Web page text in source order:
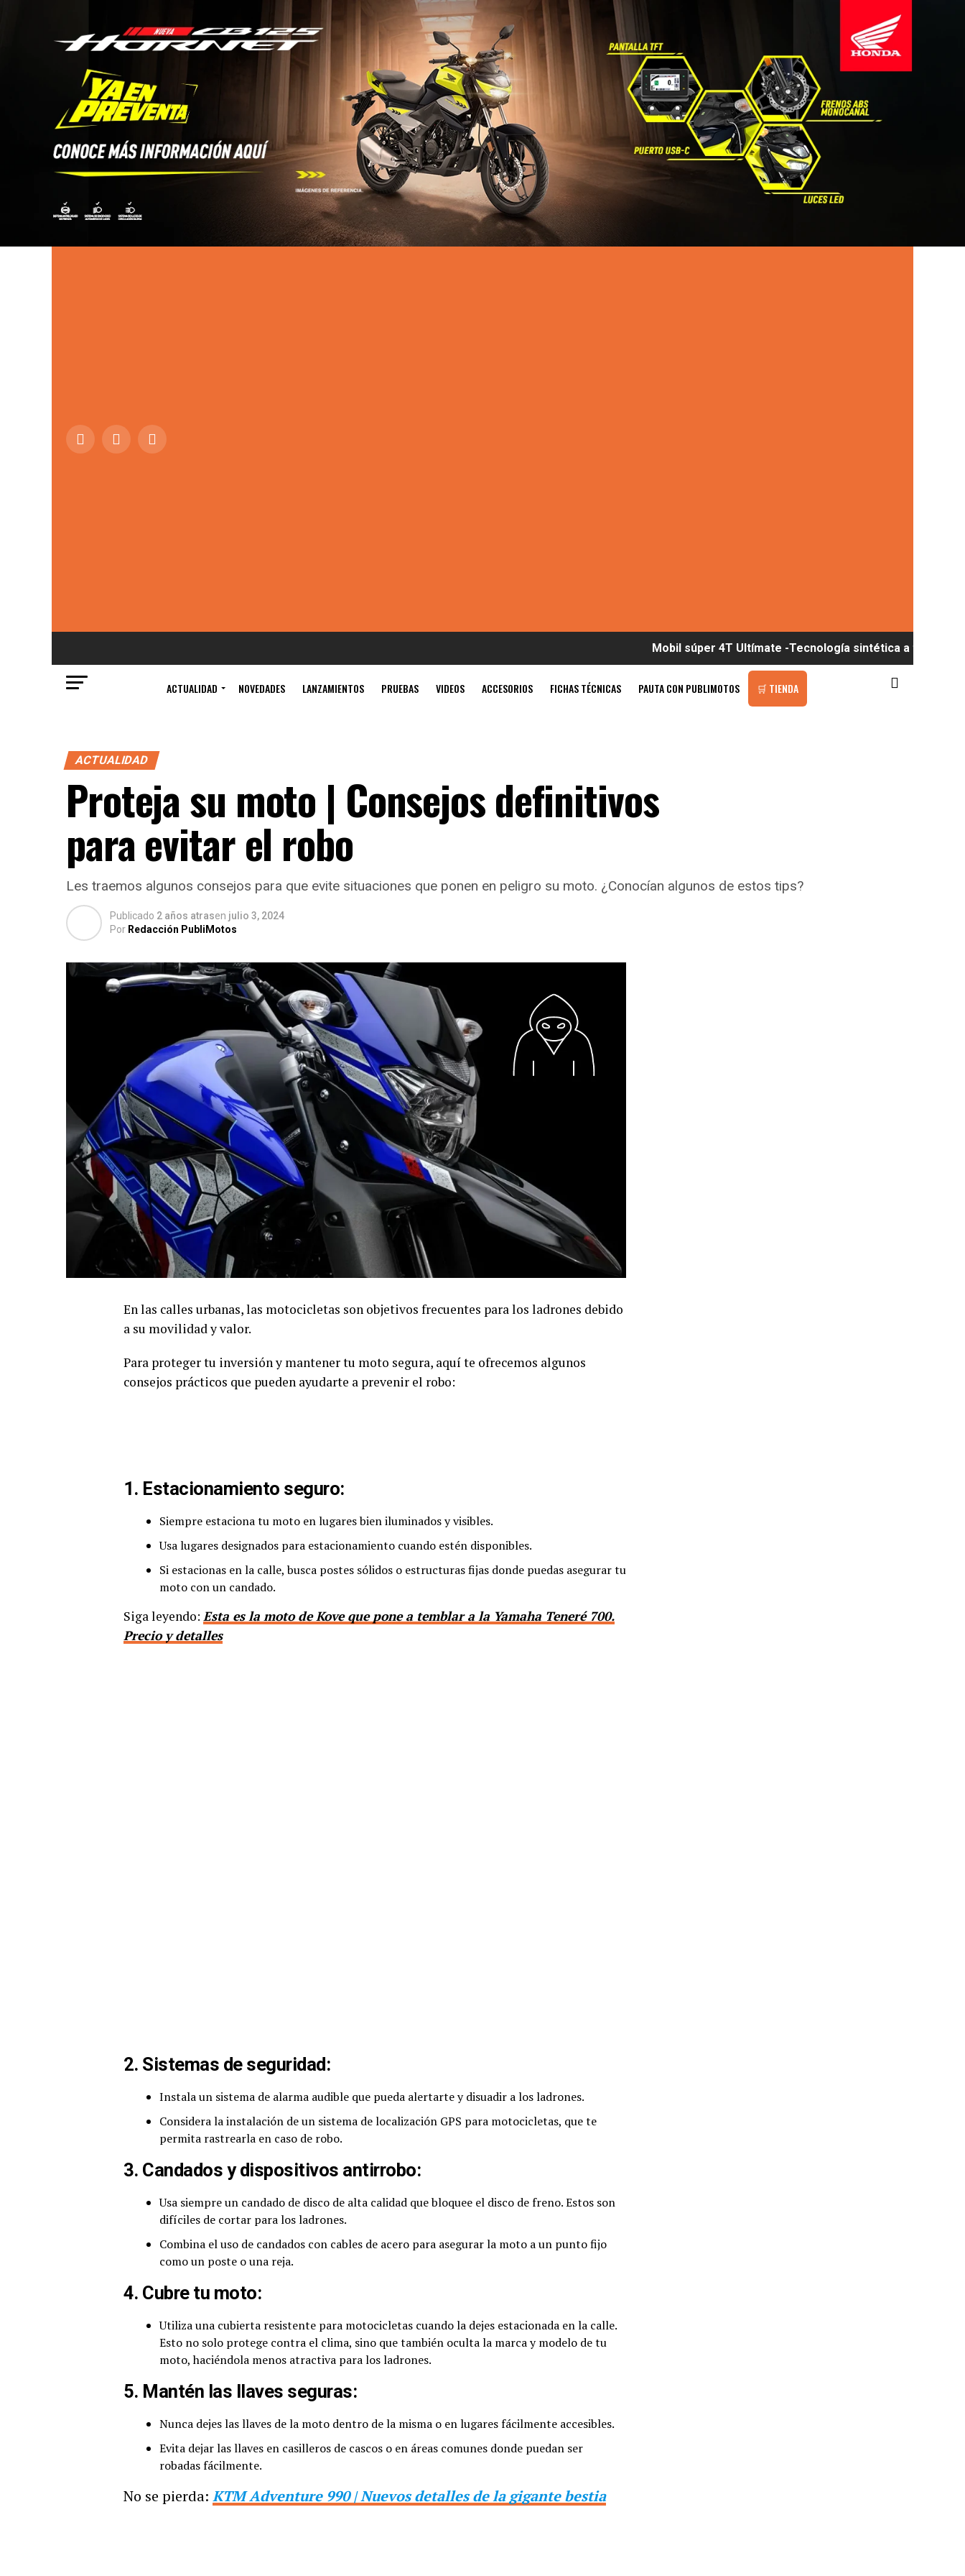
Mobil súper 4T Ultímate -Tecnología sintética a tu alcance
ACTUALIDAD NOVEDADES LANZAMIENTOS PRUEBAS VIDEOS ACCESORIOS FICHAS TÉCNICAS PAUTA CON PUBLIMOTOS 🛒 TIENDA
ACTUALIDAD
Proteja su moto | Consejos definitivos
para evitar el robo
Les traemos algunos consejos para que evite situaciones que ponen en peligro su moto. ¿Conocían algunos de estos tips?
Publicado 2 años atrasen julio 3, 2024
Por Redacción PubliMotos
En las calles urbanas, las motocicletas son objetivos frecuentes para los ladrones debido
a su movilidad y valor.
Para proteger tu inversión y mantener tu moto segura, aquí te ofrecemos algunos
consejos prácticos que pueden ayudarte a prevenir el robo:
1. Estacionamiento seguro:
Siempre estaciona tu moto en lugares bien iluminados y visibles.
Usa lugares designados para estacionamiento cuando estén disponibles.
Si estacionas en la calle, busca postes sólidos o estructuras fijas donde puedas asegurar tu
moto con un candado.
Siga leyendo: Esta es la moto de Kove que pone a temblar a la Yamaha Teneré 700.
Precio y detalles
2. Sistemas de seguridad:
Instala un sistema de alarma audible que pueda alertarte y disuadir a los ladrones.
Considera la instalación de un sistema de localización GPS para motocicletas, que te
permita rastrearla en caso de robo.
3. Candados y dispositivos antirrobo:
Usa siempre un candado de disco de alta calidad que bloquee el disco de freno. Estos son
difíciles de cortar para los ladrones.
Combina el uso de candados con cables de acero para asegurar la moto a un punto fijo
como un poste o una reja.
4. Cubre tu moto:
Utiliza una cubierta resistente para motocicletas cuando la dejes estacionada en la calle.
Esto no solo protege contra el clima, sino que también oculta la marca y modelo de tu
moto, haciéndola menos atractiva para los ladrones.
5. Mantén las llaves seguras:
Nunca dejes las llaves de la moto dentro de la misma o en lugares fácilmente accesibles.
Evita dejar las llaves en casilleros de cascos o en áreas comunes donde puedan ser
robadas fácilmente.
No se pierda: KTM Adventure 990 | Nuevos detalles de la gigante bestia